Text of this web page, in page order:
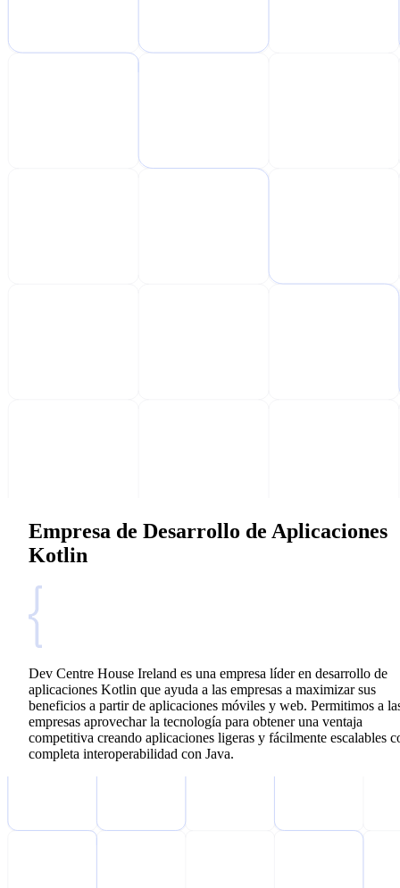
Empresa de Desarrollo de Aplicaciones
Kotlin
Dev Centre House Ireland es una empresa líder en desarrollo de
aplicaciones Kotlin que ayuda a las empresas a maximizar sus
beneficios a partir de aplicaciones móviles y web. Permitimos a
empresas aprovechar la tecnología para obtener una ventaja
competitiva creando aplicaciones ligeras y fácilmente escalables
completa interoperabilidad con Java.